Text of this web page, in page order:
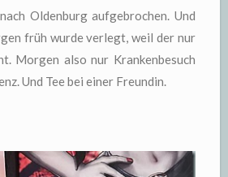
Oldenburg aufgebrochen. Und
früh wurde verlegt, weil der nur
Morgen also nur Krankenbesuch
Und Tee bei einer Freundin.